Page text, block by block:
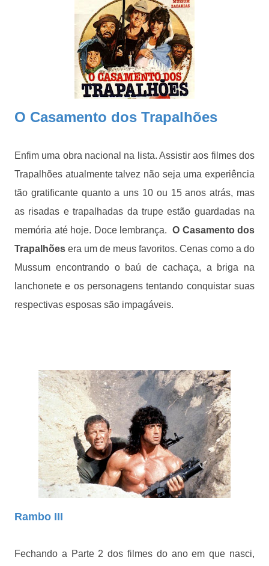
O Casamento dos Trapalhões
Enfim uma obra nacional na lista. Assistir aos filmes dos
Trapalhões atualmente talvez não seja uma experiência
tão gratificante quanto a uns 10 ou 15 anos atrás, mas
as risadas e trapalhadas da trupe estão guardadas na
memória até hoje. Doce lembrança. O Casamento dos
Trapalhões era um de meus favoritos. Cenas como a do
Mussum encontrando o baú de cachaça, a briga na
lanchonete e os personagens tentando conquistar suas
respectivas esposas são impagáveis.
Rambo III
Fechando a Parte 2 dos filmes do ano em que nasci,